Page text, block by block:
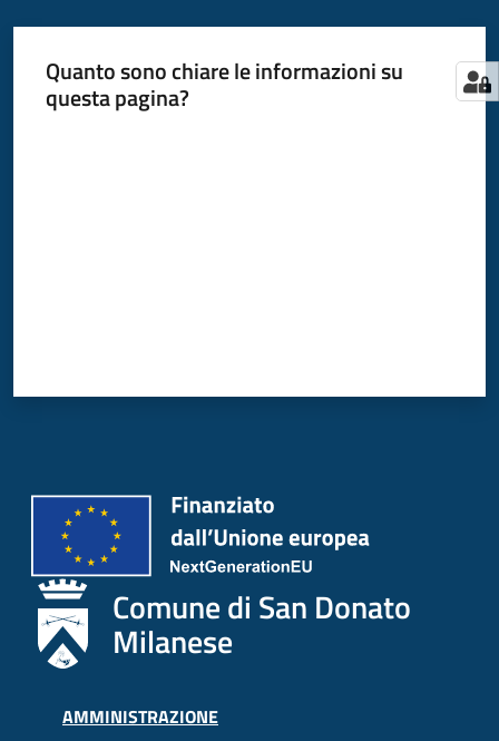
Quanto sono chiare le informazioni su
questa pagina?
Comune di San Donato
Milanese
AMMINISTRAZIONE